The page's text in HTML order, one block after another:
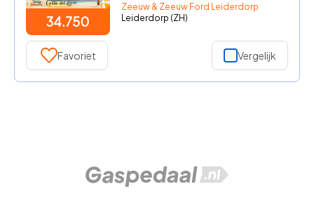
34.750
Zeeuw & Zeeuw Ford Leiderdorp
Leiderdorp (ZH)
Favoriet Vergelijk